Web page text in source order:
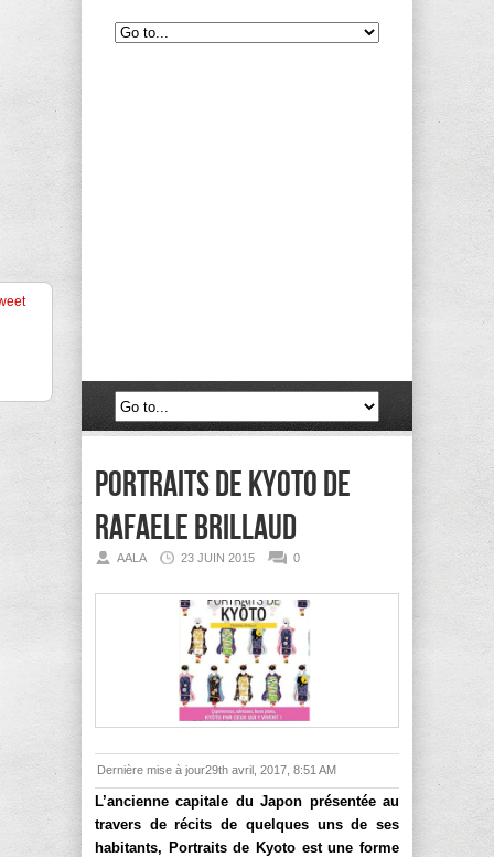
Portraits de Kyoto de
Rafaele Brillaud
AALA 23 JUIN 2015 0
Dernière mise à jour29th avril, 2017, 8:51 AM
L’ancienne capitale du Japon présentée au
travers de récits de quelques uns de ses
habitants, Portraits de Kyoto est une forme